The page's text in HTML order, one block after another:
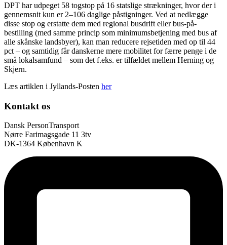
DPT har udpeget 58 togstop på 16 statslige strækninger, hvor der i
gennemsnit kun er 2–106 daglige påstigninger. Ved at nedlægge
disse stop og erstatte dem med regional busdrift eller bus-på-
bestilling (med samme princip som minimumsbetjening med bus af
alle skånske landsbyer), kan man reducere rejsetiden med op til 44
pct – og samtidig får danskerne mere mobilitet for færre penge i de
små lokalsamfund – som det f.eks. er tilfældet mellem Herning og
Skjern.
Læs artiklen i Jyllands-Posten her
Kontakt os
Dansk PersonTransport
Nørre Farimagsgade 11 3tv
DK-1364 København K